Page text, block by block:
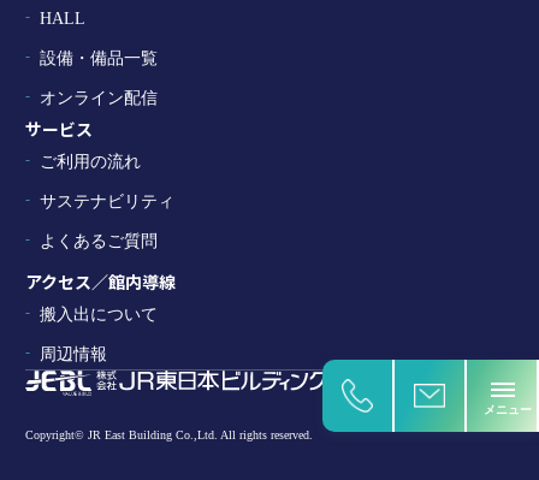
HALL
設備・備品一覧
オンライン配信
サービス
ご利用の流れ
サステナビリティ
よくあるご質問
アクセス／館内導線
搬入出について
周辺情報
Copyright© JR East Building Co.,Ltd. All rights reserved.